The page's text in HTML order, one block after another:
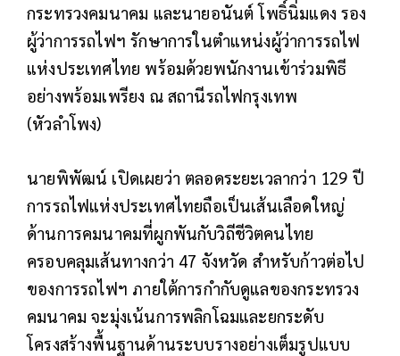
กระทรวงคมนาคม และนายอนันต์ โพธิ์นิ่มแดง รอง
ผู้ว่าการรถไฟฯ รักษาการในตำแหน่งผู้ว่าการรถไฟ
แห่งประเทศไทย พร้อมด้วยพนักงานเข้าร่วมพิธี
อย่างพร้อมเพรียง ณ สถานีรถไฟกรุงเทพ
(หัวลำโพง)
นายพิพัฒน์ เปิดเผยว่า ตลอดระยะเวลากว่า 129 ปี
การรถไฟแห่งประเทศไทยถือเป็นเส้นเลือดใหญ่
ด้านการคมนาคมที่ผูกพันกับวิถีชีวิตคนไทย
ครอบคลุมเส้นทางกว่า 47 จังหวัด สำหรับก้าวต่อไป
ของการรถไฟฯ ภายใต้การกำกับดูแลของกระทรวง
คมนาคม จะมุ่งเน้นการพลิกโฉมและยกระดับ
โครงสร้างพื้นฐานด้านระบบรางอย่างเต็มรูปแบบ